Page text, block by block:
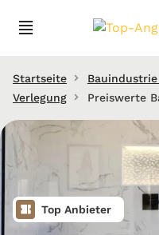
Startseite
Verlegung
Preiswerte
Top Anbieter